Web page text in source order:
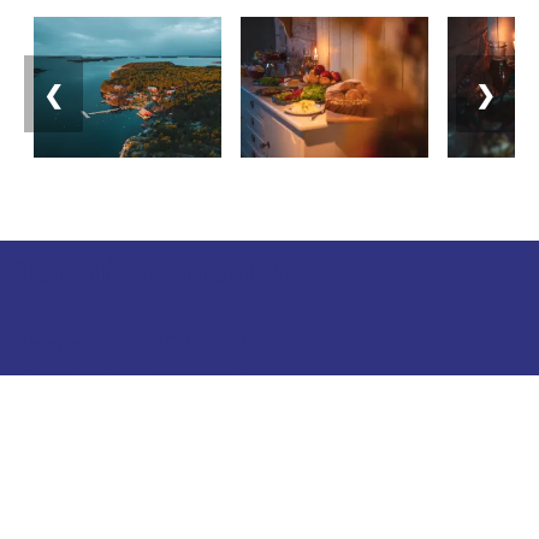
❮ ❯
E-post: visit@pargas.fi